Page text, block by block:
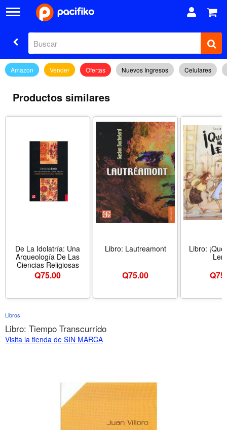
Amazon Vender Ofertas Nuevos Ingresos Celulares
Productos similares
De La Idolatría: Una
Arqueología De Las
Ciencias Religiosas
Q75.00
Libro: Lautreamont
Q75.00
Libro:
Q
Libros
Libro: Tiempo Transcurrido
Visita la tienda de SIN MARCA